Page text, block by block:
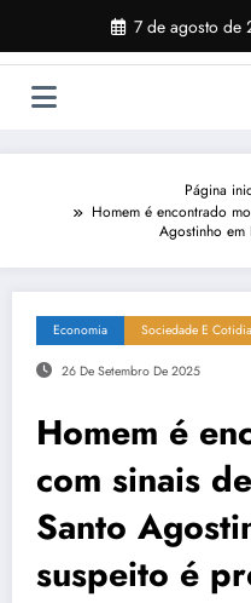
o
7 de agosto de
Página
Homem é encontrado
Agostinho em
Economia Sociedade E
26 De Setembro De 2025
Homem é
com sinais
Santo
suspeito é